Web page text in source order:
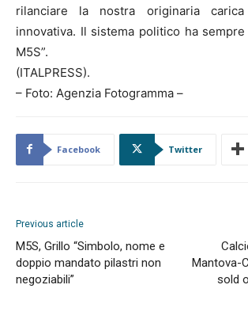
rilanciare la nostra originaria carica
innovativa. Il sistema politico ha
M5S”.
(ITALPRESS).
– Foto: Agenzia Fotogramma –
Facebook Twitter
Previous article
M5S, Grillo “Simbolo, nome e
doppio mandato pilastri non
negoziabili”
Mantova-
sold